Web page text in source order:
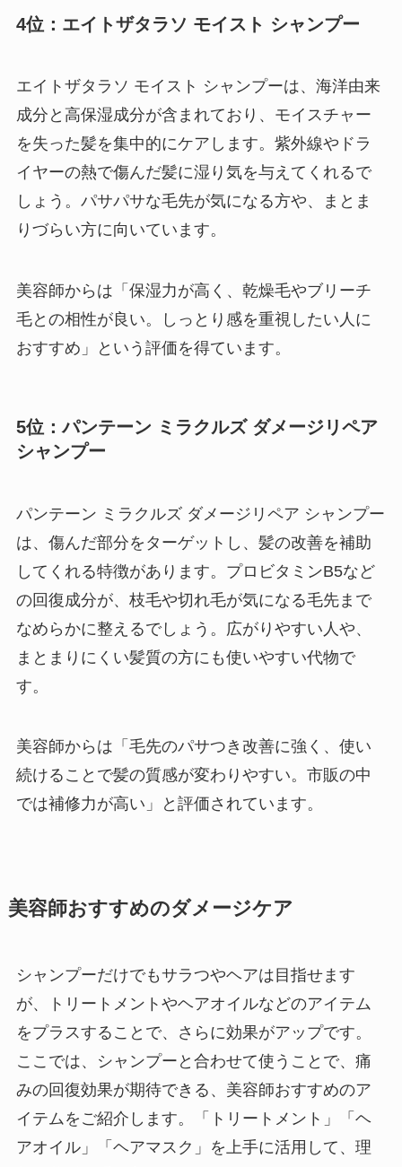
4位：エイトザタラソ モイスト シャンプー
エイトザタラソ モイスト シャンプーは、海洋由来
成分と高保湿成分が含まれており、モイスチャー
を失った髪を集中的にケアします。紫外線やドラ
イヤーの熱で傷んだ髪に湿り気を与えてくれるで
しょう。パサパサな毛先が気になる方や、まとま
りづらい方に向いています。
美容師からは「保湿力が高く、乾燥毛やブリーチ
毛との相性が良い。しっとり感を重視したい人に
おすすめ」という評価を得ています。
5位：パンテーン ミラクルズ ダメージリペア
シャンプー
パンテーン ミラクルズ ダメージリペア シャンプー
は、傷んだ部分をターゲットし、髪の改善を補助
してくれる特徴があります。プロビタミンB5など
の回復成分が、枝毛や切れ毛が気になる毛先まで
なめらかに整えるでしょう。広がりやすい人や、
まとまりにくい髪質の方にも使いやすい代物で
す。
美容師からは「毛先のパサつき改善に強く、使い
続けることで髪の質感が変わりやすい。市販の中
では補修力が高い」と評価されています。
美容師おすすめのダメージケア
シャンプーだけでもサラつやヘアは目指せます
が、トリートメントやヘアオイルなどのアイテム
をプラスすることで、さらに効果がアップです。
ここでは、シャンプーと合わせて使うことで、痛
みの回復効果が期待できる、美容師おすすめのア
イテムをご紹介します。「トリートメント」「ヘ
アオイル」「ヘアマスク」を上手に活用して、理